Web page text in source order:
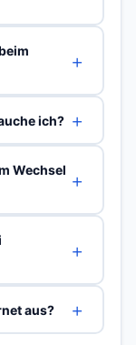
ich?
Wechsel
aus?